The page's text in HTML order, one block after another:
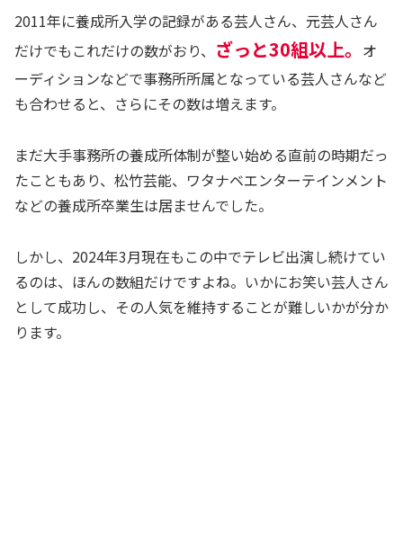
2011年に養成所入学の記録がある芸人さん、元芸人さん
だけでもこれだけの数がおり、 ざっと30組以上。 オ
ーディションなどで事務所所属となっている芸人さんなど
も合わせると、さらにその数は増えます。
まだ大手事務所の養成所体制が整い始める直前の時期だっ
たこともあり、松竹芸能、ワタナベエンターテインメント
などの養成所卒業生は居ませんでした。
しかし、2024年3月現在もこの中でテレビ出演し続けてい
るのは、ほんの数組だけですよね。いかにお笑い芸人さん
として成功し、その人気を維持することが難しいかが分か
ります。